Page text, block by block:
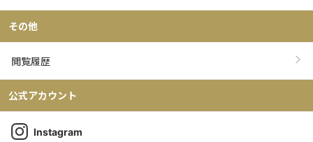
その他
閲覧履歴
公式アカウント
Instagram